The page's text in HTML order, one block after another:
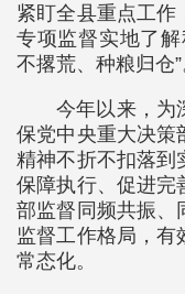
紧盯全县重点工作
专项监督实地了
不撂荒、种粮归仓”
今年以来，为
保党中央重大决策
精神不折不扣落到
保障执行、促进完
部监督同频共振、
监督工作格局，有
常态化。